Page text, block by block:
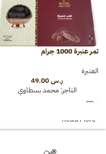
تمر عنبرة 1000 جرام
العنبرة
ر.س
التاجر: محمد بسطاوي
Read More